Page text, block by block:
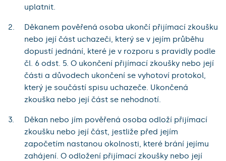
uplatnit.
Děkanem pověřená osoba ukončí přijímací zkoušku
nebo její část uchazeči, který se v jejím průběhu
dopustí jednání, které je v rozporu s pravidly podle
čl. 6 odst. 5. O ukončení přijímací zkoušky nebo její
části a důvodech ukončení se vyhotoví protokol,
který je součástí spisu uchazeče. Ukončená
zkouška nebo její část se nehodnotí.
Děkan nebo jím pověřená osoba odloží přijímací
zkoušku nebo její část, jestliže před jejím
započetím nastanou okolnosti, které brání jejímu
zahájení. O odložení přijímací zkoušky nebo její